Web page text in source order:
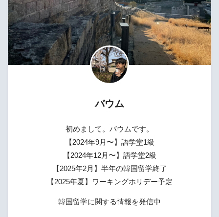
バウム
初めまして。バウムです。
【2024年9月〜】語学堂1級
【2024年12月〜】語学堂2級
【2025年2月】半年の韓国留学終了
【2025年夏】ワーキングホリデー予定
韓国留学に関する情報を発信中